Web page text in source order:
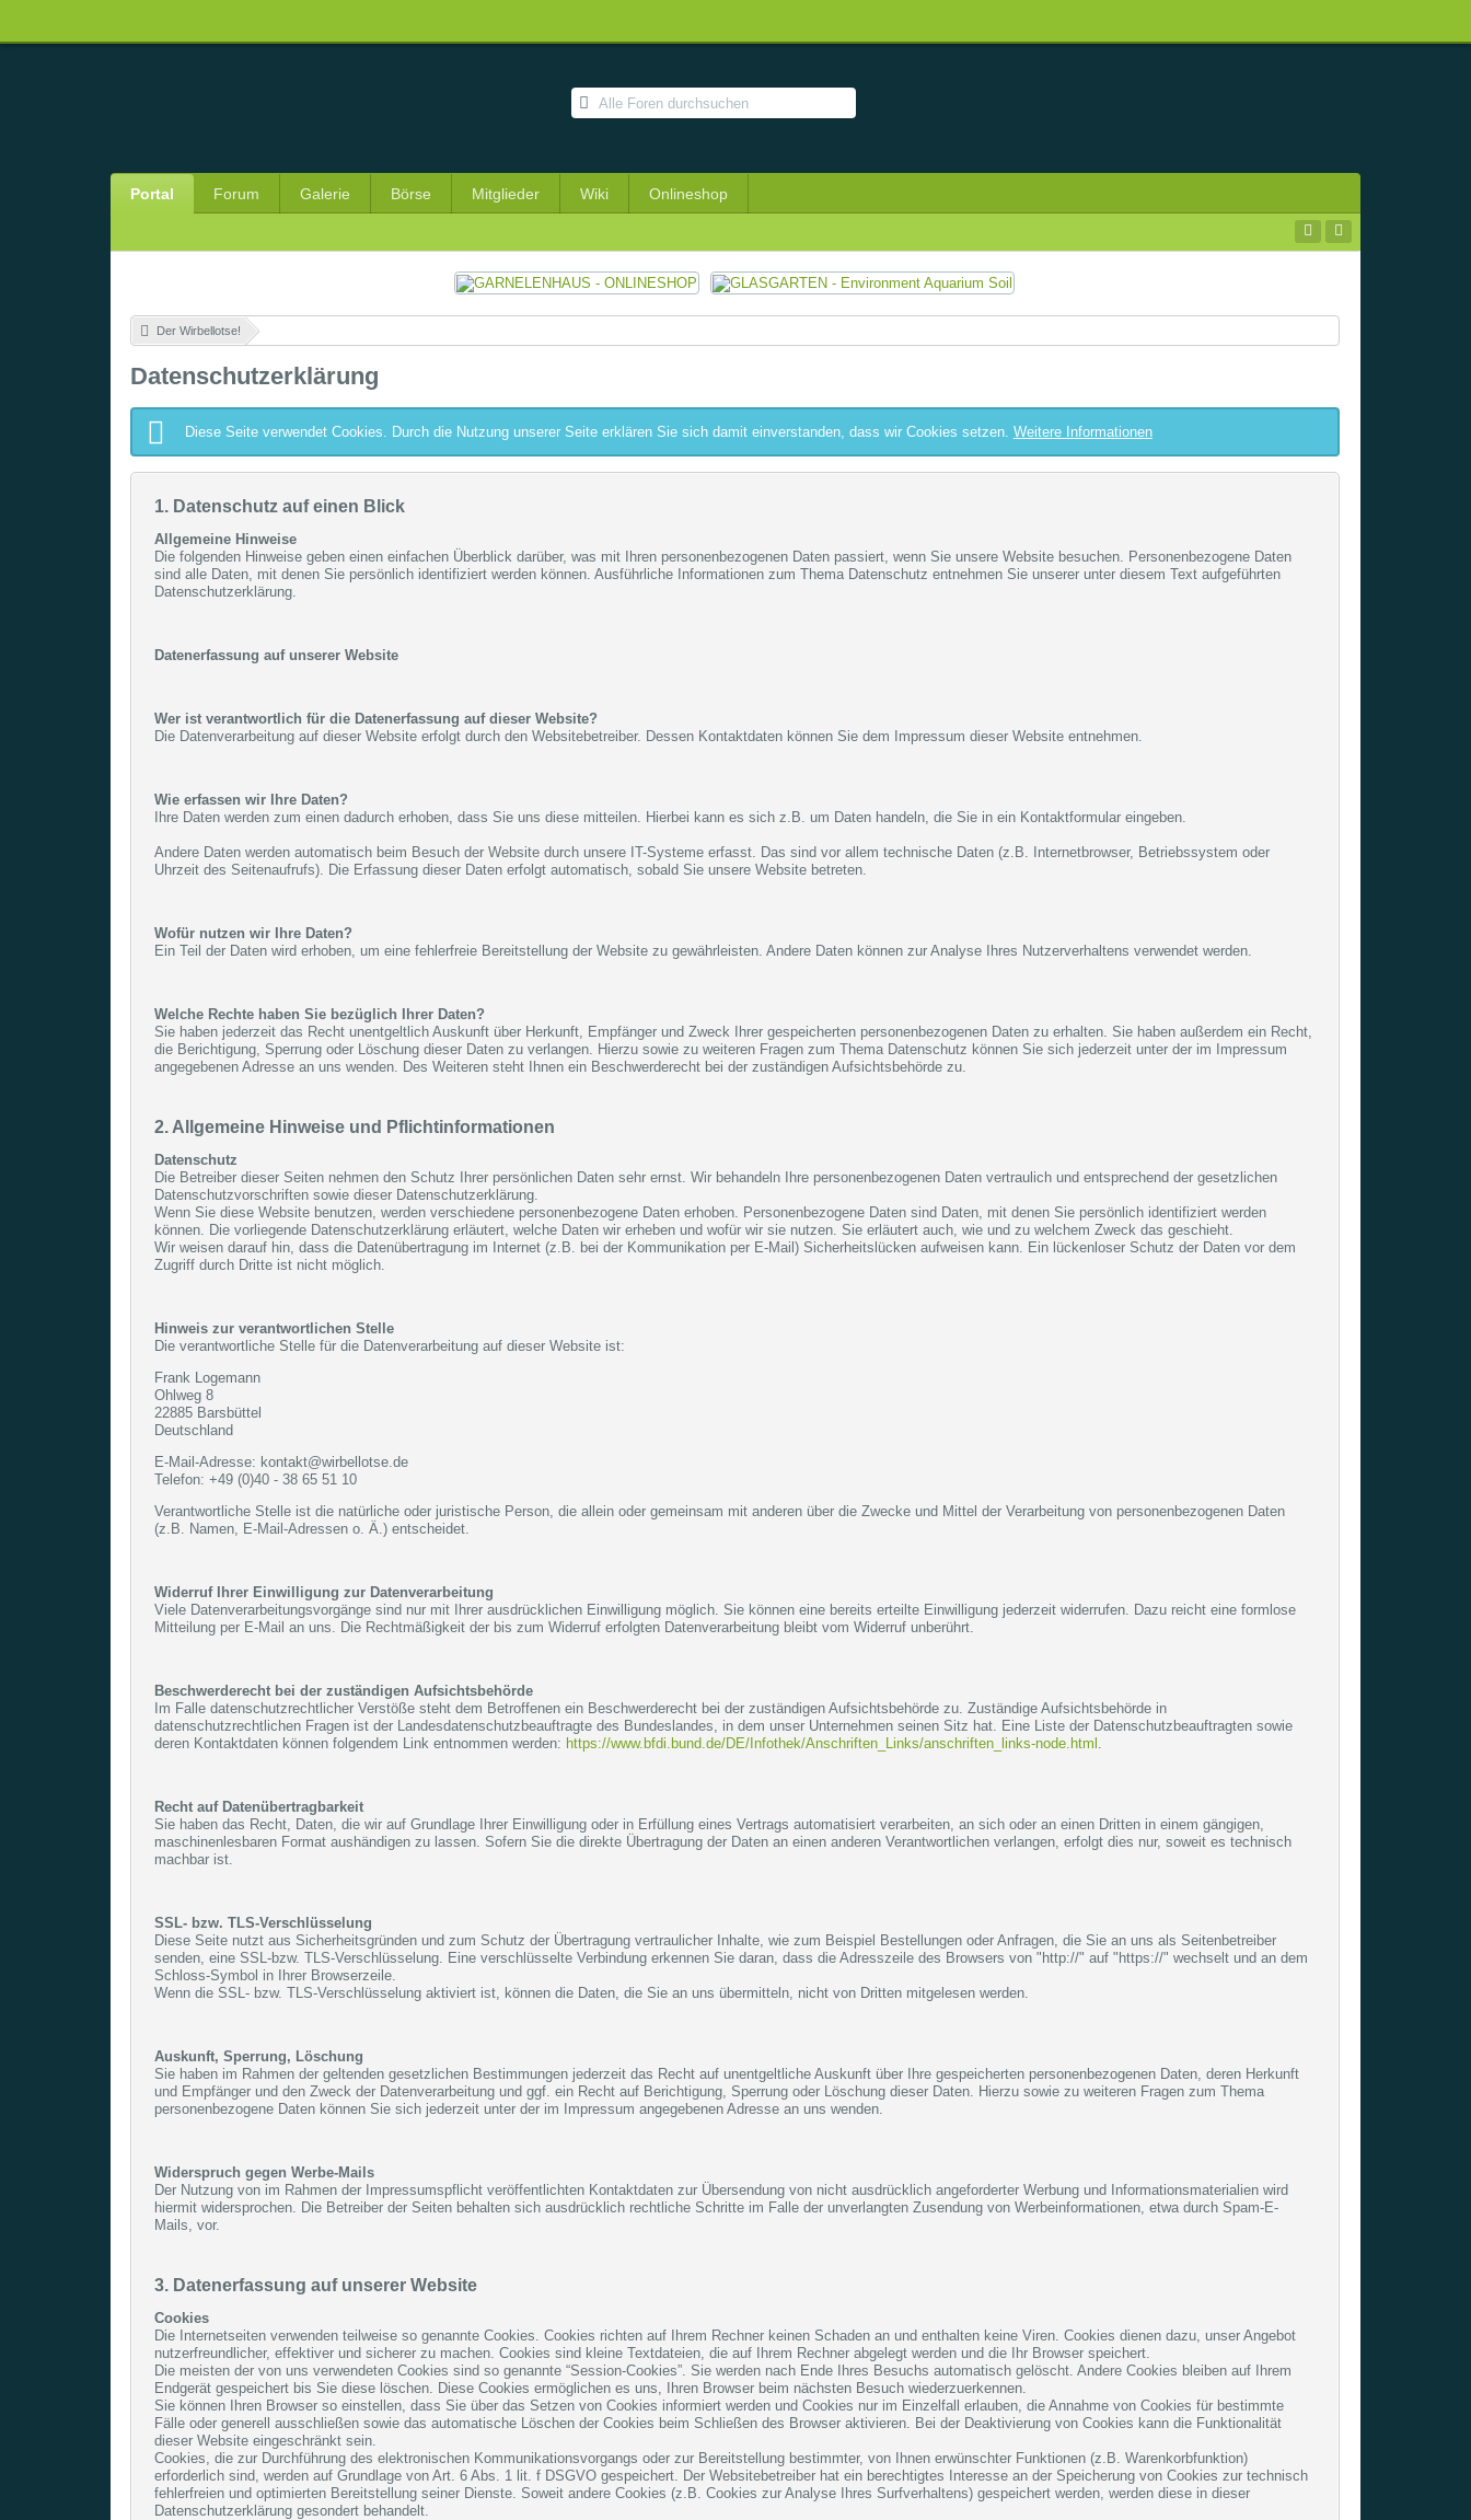
Portal Forum Galerie Börse Mitglieder Wiki Onlineshop
Der Wirbellotse!
Datenschutzerklärung
Diese Seite verwendet Cookies. Durch die Nutzung unserer Seite erklären Sie sich damit einverstanden, dass wir Cookies setzen. Weitere Informationen
1. Datenschutz auf einen Blick
Allgemeine Hinweise
Die folgenden Hinweise geben einen einfachen Überblick darüber, was mit Ihren personenbezogenen Daten passiert, wenn Sie unsere Website besuchen. Personenbezogene Daten
sind alle Daten, mit denen Sie persönlich identifiziert werden können. Ausführliche Informationen zum Thema Datenschutz entnehmen Sie unserer unter diesem Text aufgeführten
Datenschutzerklärung.
Datenerfassung auf unserer Website
Wer ist verantwortlich für die Datenerfassung auf dieser Website?
Die Datenverarbeitung auf dieser Website erfolgt durch den Websitebetreiber. Dessen Kontaktdaten können Sie dem Impressum dieser Website entnehmen.
Wie erfassen wir Ihre Daten?
Ihre Daten werden zum einen dadurch erhoben, dass Sie uns diese mitteilen. Hierbei kann es sich z.B. um Daten handeln, die Sie in ein Kontaktformular eingeben.
Andere Daten werden automatisch beim Besuch der Website durch unsere IT-Systeme erfasst. Das sind vor allem technische Daten (z.B. Internetbrowser, Betriebssystem oder
Uhrzeit des Seitenaufrufs). Die Erfassung dieser Daten erfolgt automatisch, sobald Sie unsere Website betreten.
Wofür nutzen wir Ihre Daten?
Ein Teil der Daten wird erhoben, um eine fehlerfreie Bereitstellung der Website zu gewährleisten. Andere Daten können zur Analyse Ihres Nutzerverhaltens verwendet werden.
Welche Rechte haben Sie bezüglich Ihrer Daten?
Sie haben jederzeit das Recht unentgeltlich Auskunft über Herkunft, Empfänger und Zweck Ihrer gespeicherten personenbezogenen Daten zu erhalten. Sie haben außerdem ein Recht,
die Berichtigung, Sperrung oder Löschung dieser Daten zu verlangen. Hierzu sowie zu weiteren Fragen zum Thema Datenschutz können Sie sich jederzeit unter der im Impressum
angegebenen Adresse an uns wenden. Des Weiteren steht Ihnen ein Beschwerderecht bei der zuständigen Aufsichtsbehörde zu.
2. Allgemeine Hinweise und Pflichtinformationen
Datenschutz
Die Betreiber dieser Seiten nehmen den Schutz Ihrer persönlichen Daten sehr ernst. Wir behandeln Ihre personenbezogenen Daten vertraulich und entsprechend der gesetzlichen
Datenschutzvorschriften sowie dieser Datenschutzerklärung.
Wenn Sie diese Website benutzen, werden verschiedene personenbezogene Daten erhoben. Personenbezogene Daten sind Daten, mit denen Sie persönlich identifiziert werden
können. Die vorliegende Datenschutzerklärung erläutert, welche Daten wir erheben und wofür wir sie nutzen. Sie erläutert auch, wie und zu welchem Zweck das geschieht.
Wir weisen darauf hin, dass die Datenübertragung im Internet (z.B. bei der Kommunikation per E-Mail) Sicherheitslücken aufweisen kann. Ein lückenloser Schutz der Daten vor dem
Zugriff durch Dritte ist nicht möglich.
Hinweis zur verantwortlichen Stelle
Die verantwortliche Stelle für die Datenverarbeitung auf dieser Website ist:
Frank Logemann
Ohlweg 8
22885 Barsbüttel
Deutschland
E-Mail-Adresse: kontakt@wirbellotse.de
Telefon: +49 (0)40 - 38 65 51 10
Verantwortliche Stelle ist die natürliche oder juristische Person, die allein oder gemeinsam mit anderen über die Zwecke und Mittel der Verarbeitung von personenbezogenen Daten
(z.B. Namen, E-Mail-Adressen o. Ä.) entscheidet.
Widerruf Ihrer Einwilligung zur Datenverarbeitung
Viele Datenverarbeitungsvorgänge sind nur mit Ihrer ausdrücklichen Einwilligung möglich. Sie können eine bereits erteilte Einwilligung jederzeit widerrufen. Dazu reicht eine formlose
Mitteilung per E-Mail an uns. Die Rechtmäßigkeit der bis zum Widerruf erfolgten Datenverarbeitung bleibt vom Widerruf unberührt.
Beschwerderecht bei der zuständigen Aufsichtsbehörde
Im Falle datenschutzrechtlicher Verstöße steht dem Betroffenen ein Beschwerderecht bei der zuständigen Aufsichtsbehörde zu. Zuständige Aufsichtsbehörde in
datenschutzrechtlichen Fragen ist der Landesdatenschutzbeauftragte des Bundeslandes, in dem unser Unternehmen seinen Sitz hat. Eine Liste der Datenschutzbeauftragten sowie
deren Kontaktdaten können folgendem Link entnommen werden: https://www.bfdi.bund.de/DE/Infothek/Anschriften_Links/anschriften_links-node.html .
Recht auf Datenübertragbarkeit
Sie haben das Recht, Daten, die wir auf Grundlage Ihrer Einwilligung oder in Erfüllung eines Vertrags automatisiert verarbeiten, an sich oder an einen Dritten in einem gängigen,
maschinenlesbaren Format aushändigen zu lassen. Sofern Sie die direkte Übertragung der Daten an einen anderen Verantwortlichen verlangen, erfolgt dies nur, soweit es technisch
machbar ist.
SSL- bzw. TLS-Verschlüsselung
Diese Seite nutzt aus Sicherheitsgründen und zum Schutz der Übertragung vertraulicher Inhalte, wie zum Beispiel Bestellungen oder Anfragen, die Sie an uns als Seitenbetreiber
senden, eine SSL-bzw. TLS-Verschlüsselung. Eine verschlüsselte Verbindung erkennen Sie daran, dass die Adresszeile des Browsers von "http://" auf "https://" wechselt und an dem
Schloss-Symbol in Ihrer Browserzeile.
Wenn die SSL- bzw. TLS-Verschlüsselung aktiviert ist, können die Daten, die Sie an uns übermitteln, nicht von Dritten mitgelesen werden.
Auskunft, Sperrung, Löschung
Sie haben im Rahmen der geltenden gesetzlichen Bestimmungen jederzeit das Recht auf unentgeltliche Auskunft über Ihre gespeicherten personenbezogenen Daten, deren Herkunft
und Empfänger und den Zweck der Datenverarbeitung und ggf. ein Recht auf Berichtigung, Sperrung oder Löschung dieser Daten. Hierzu sowie zu weiteren Fragen zum Thema
personenbezogene Daten können Sie sich jederzeit unter der im Impressum angegebenen Adresse an uns wenden.
Widerspruch gegen Werbe-Mails
Der Nutzung von im Rahmen der Impressumspflicht veröffentlichten Kontaktdaten zur Übersendung von nicht ausdrücklich angeforderter Werbung und Informationsmaterialien wird
hiermit widersprochen. Die Betreiber der Seiten behalten sich ausdrücklich rechtliche Schritte im Falle der unverlangten Zusendung von Werbeinformationen, etwa durch Spam-E-
Mails, vor.
3. Datenerfassung auf unserer Website
Cookies
Die Internetseiten verwenden teilweise so genannte Cookies. Cookies richten auf Ihrem Rechner keinen Schaden an und enthalten keine Viren. Cookies dienen dazu, unser Angebot
nutzerfreundlicher, effektiver und sicherer zu machen. Cookies sind kleine Textdateien, die auf Ihrem Rechner abgelegt werden und die Ihr Browser speichert.
Die meisten der von uns verwendeten Cookies sind so genannte “Session-Cookies”. Sie werden nach Ende Ihres Besuchs automatisch gelöscht. Andere Cookies bleiben auf Ihrem
Endgerät gespeichert bis Sie diese löschen. Diese Cookies ermöglichen es uns, Ihren Browser beim nächsten Besuch wiederzuerkennen.
Sie können Ihren Browser so einstellen, dass Sie über das Setzen von Cookies informiert werden und Cookies nur im Einzelfall erlauben, die Annahme von Cookies für bestimmte
Fälle oder generell ausschließen sowie das automatische Löschen der Cookies beim Schließen des Browser aktivieren. Bei der Deaktivierung von Cookies kann die Funktionalität
dieser Website eingeschränkt sein.
Cookies, die zur Durchführung des elektronischen Kommunikationsvorgangs oder zur Bereitstellung bestimmter, von Ihnen erwünschter Funktionen (z.B. Warenkorbfunktion)
erforderlich sind, werden auf Grundlage von Art. 6 Abs. 1 lit. f DSGVO gespeichert. Der Websitebetreiber hat ein berechtigtes Interesse an der Speicherung von Cookies zur technisch
fehlerfreien und optimierten Bereitstellung seiner Dienste. Soweit andere Cookies (z.B. Cookies zur Analyse Ihres Surfverhaltens) gespeichert werden, werden diese in dieser
Datenschutzerklärung gesondert behandelt.